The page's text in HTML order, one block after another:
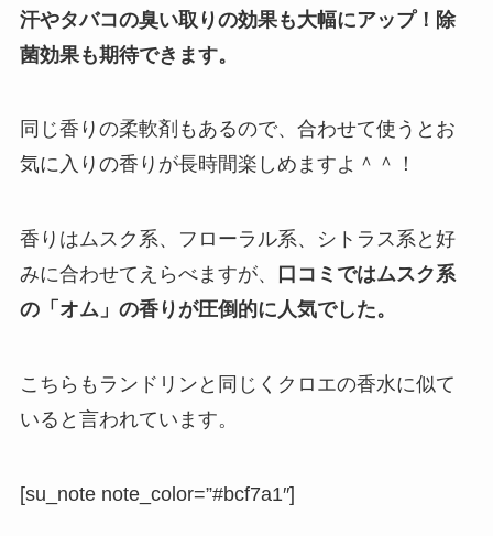
汗やタバコの臭い取りの効果も大幅にアップ！除
菌効果も期待できます。
同じ香りの柔軟剤もあるので、合わせて使うとお
気に入りの香りが長時間楽しめますよ＾＾！
香りはムスク系、フローラル系、シトラス系と好
みに合わせてえらべますが、
口コミではムスク系
の「オム」の香りが圧倒的に人気でした。
こちらもランドリンと同じくクロエの香水に似て
いると言われています。
[su_note note_color=”#bcf7a1″]